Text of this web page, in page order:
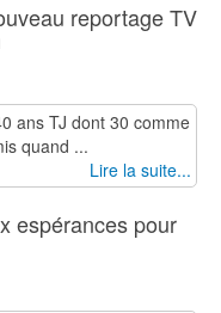
reportage TV
ans TJ dont 30 comme
quand ...
Lire la suite...
espérances pour